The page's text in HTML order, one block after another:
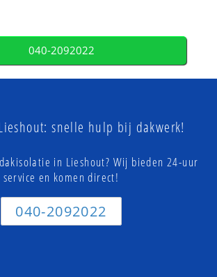
040-2092022
snelle hulp bij dakwerk!
in Lieshout? Wij bieden 24-uur
service en komen direct!
040-2092022